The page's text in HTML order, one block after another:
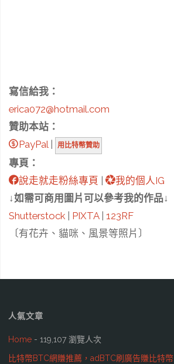
寫信給我：
erica072@hotmail.com
贊助本站：
PayPal | 用比特幣贊助
專頁：
說走就走粉絲專頁 |
我的個人IG
↓如需可商用圖片可以參考我的作品↓
Shutterstock | PIXTA| 123RF
〔有花卉、貓咪、風景等照片〕
人氣文章
Home - 119,107 瀏覽人次
比特幣BTC網賺推薦，adBTC刷廣告賺比特幣